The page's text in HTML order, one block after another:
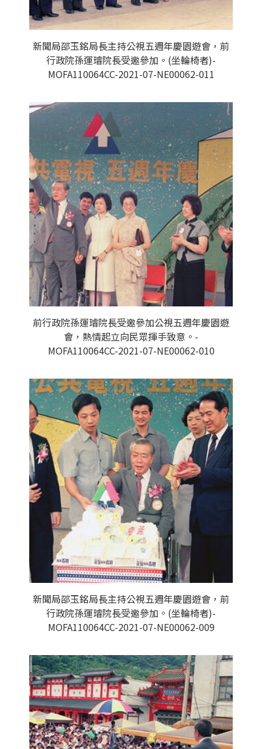
新聞局邵玉銘局長主持公視五週年慶園遊會，前
行政院孫運璿院長受邀參加。(坐輪椅者)-
MOFA110064CC-2021-07-NE00062-011
前行政院孫運璿院長受邀參加公視五週年慶園遊
會，熱情起立向民眾揮手致意。-
MOFA110064CC-2021-07-NE00062-010
新聞局邵玉銘局長主持公視五週年慶園遊會，前
行政院孫運璿院長受邀參加。(坐輪椅者)-
MOFA110064CC-2021-07-NE00062-009